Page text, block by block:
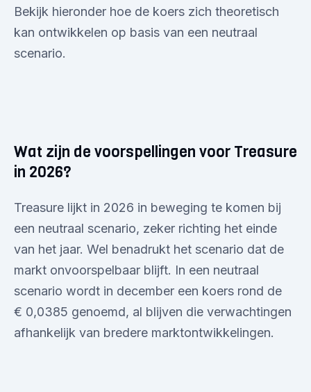
Bekijk hieronder hoe de koers zich theoretisch
kan ontwikkelen op basis van een neutraal
scenario.
Wat zijn de voorspellingen voor Treasure
in 2026?
Treasure lijkt in 2026 in beweging te komen bij
een neutraal scenario, zeker richting het einde
van het jaar. Wel benadrukt het scenario dat de
markt onvoorspelbaar blijft. In een neutraal
scenario wordt in december een koers rond de
€ 0,0385 genoemd, al blijven die verwachtingen
afhankelijk van bredere marktontwikkelingen.